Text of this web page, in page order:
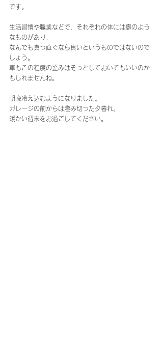
です。
生活習慣や職業などで、それぞれの体には癖のよう
なものがあり、
なんでも真っ直ぐなら良いというものではないので
しょう。
車もこの程度の歪みはそっとしておいてもいいのか
もしれませんね。
朝晩冷え込むようになりました。
ガレージの前からは澄み切った夕暮れ。
暖かい週末をお過ごしてください。